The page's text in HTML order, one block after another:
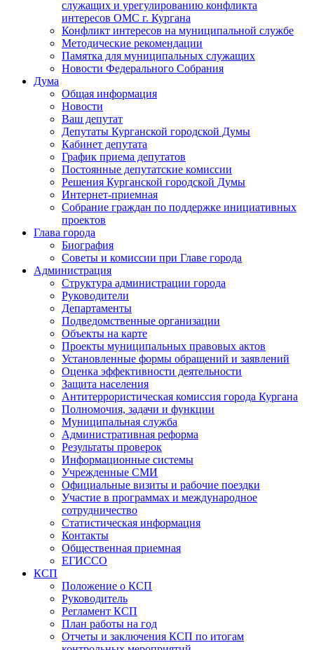
служащих и урегулированию конфликта
интересов ОМС г. Кургана
Конфликт интересов на муниципальной службе
Методические рекомендации
Памятка для муниципальных служащих
Новости Федерального Cобрания
Дума
Общая информация
Новости
Ваш депутат
Депутаты Курганской городской Думы
Кабинет депутата
График приема депутатов
Постоянные депутатские комиссии
Решения Курганской городской Думы
Интернет-приемная
Собрание граждан по поддержке инициативных
проектов
Глава города
Биография
Советы и комиссии при Главе города
Администрация
Структура администрации города
Руководители
Департаменты
Подведомственные организации
Объекты на карте
Проекты муниципальных правовых актов
Установленные формы обращений и заявлений
Оценка эффективности деятельности
Защита населения
Антитеррористическая комиссия города Кургана
Полномочия, задачи и функции
Муниципальная служба
Административная реформа
Результаты проверок
Информационные системы
Учрежденные СМИ
Официальные визиты и рабочие поездки
Участие в программах и международное
сотрудничество
Статистическая информация
Контакты
Общественная приемная
ЕГИССО
КСП
Положение о КСП
Руководитель
Регламент КСП
План работы на год
Отчеты и заключения КСП по итогам